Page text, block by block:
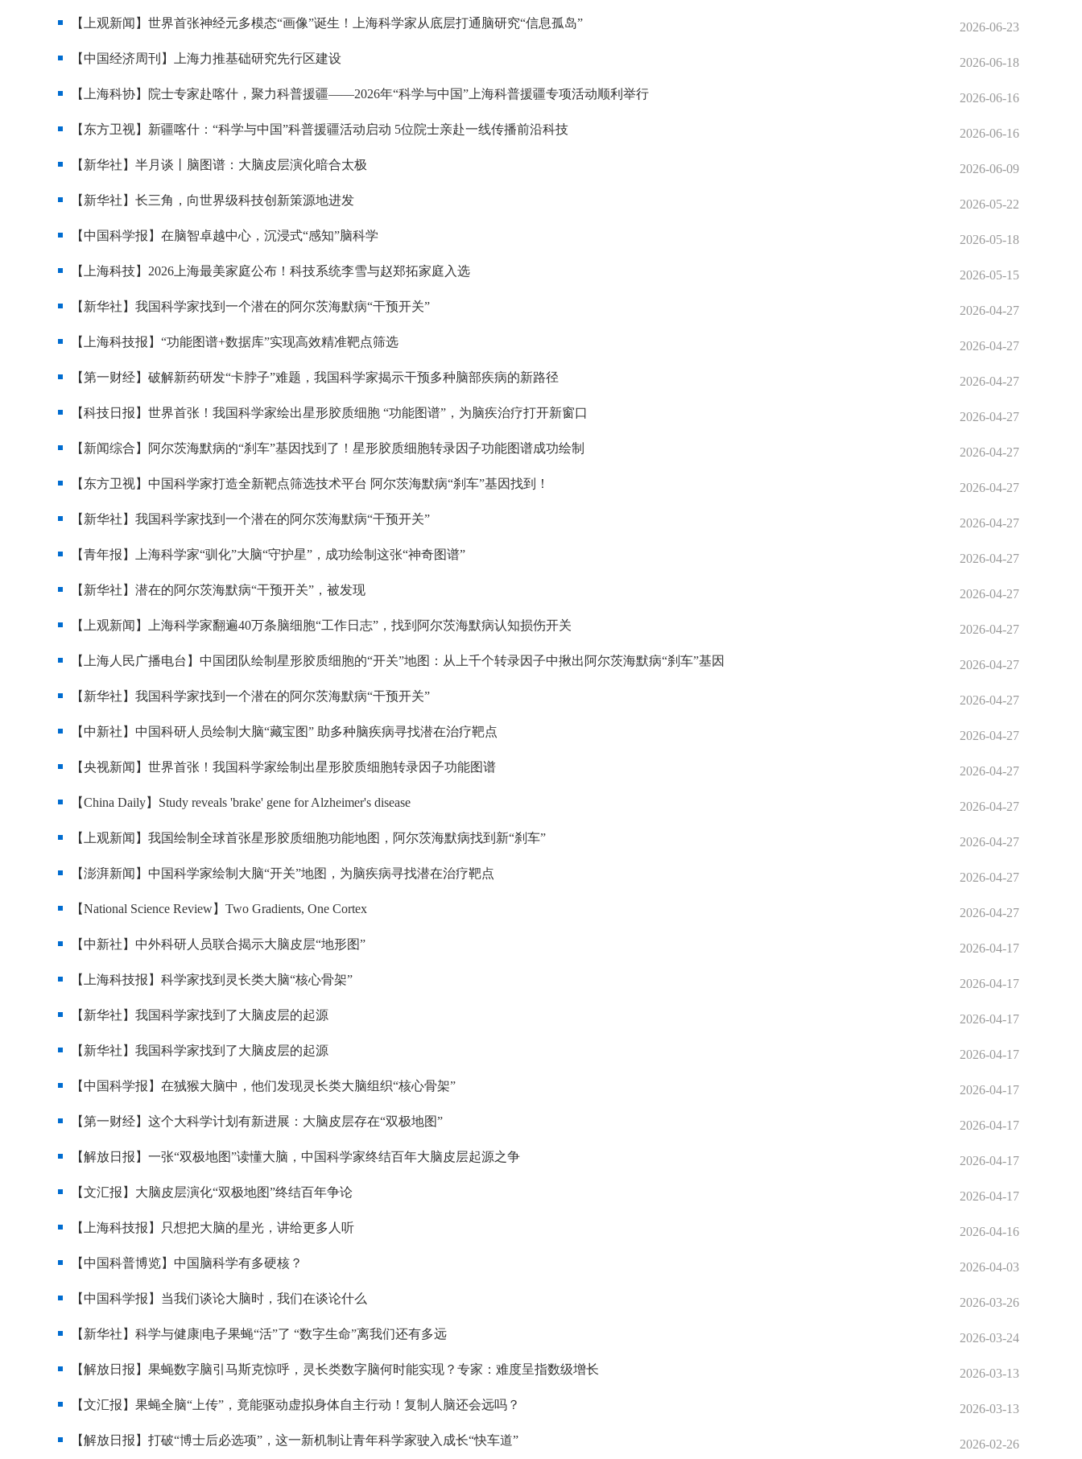
【上观新闻】世界首张神经元多模态“画像”诞生！上海科学家从底层打通脑研究“信息孤岛” 2026-06-23
【中国经济周刊】上海力推基础研究先行区建设 2026-06-18
【上海科协】院士专家赴喀什，聚力科普援疆——2026年“科学与中国”上海科普援疆专项活动顺利举行 2026-06-16
【东方卫视】新疆喀什：“科学与中国”科普援疆活动启动 5位院士亲赴一线传播前沿科技 2026-06-16
【新华社】半月谈丨脑图谱：大脑皮层演化暗合太极 2026-06-09
【新华社】长三角，向世界级科技创新策源地进发 2026-05-22
【中国科学报】在脑智卓越中心，沉浸式“感知”脑科学 2026-05-18
【上海科技】2026上海最美家庭公布！科技系统李雪与赵郑拓家庭入选 2026-05-15
【新华社】我国科学家找到一个潜在的阿尔茨海默病“干预开关” 2026-04-27
【上海科技报】“功能图谱+数据库”实现高效精准靶点筛选 2026-04-27
【第一财经】破解新药研发“卡脖子”难题，我国科学家揭示干预多种脑部疾病的新路径 2026-04-27
【科技日报】世界首张！我国科学家绘出星形胶质细胞 “功能图谱”，为脑疾治疗打开新窗口 2026-04-27
【新闻综合】阿尔茨海默病的“刹车”基因找到了！星形胶质细胞转录因子功能图谱成功绘制 2026-04-27
【东方卫视】中国科学家打造全新靶点筛选技术平台 阿尔茨海默病“刹车”基因找到！ 2026-04-27
【新华社】我国科学家找到一个潜在的阿尔茨海默病“干预开关” 2026-04-27
【青年报】上海科学家“驯化”大脑“守护星”，成功绘制这张“神奇图谱” 2026-04-27
【新华社】潜在的阿尔茨海默病“干预开关”，被发现 2026-04-27
【上观新闻】上海科学家翻遍40万条脑细胞“工作日志”，找到阿尔茨海默病认知损伤开关 2026-04-27
【上海人民广播电台】中国团队绘制星形胶质细胞的“开关”地图：从上千个转录因子中揪出阿尔茨海默病“刹车”基因 2026-04-27
【新华社】我国科学家找到一个潜在的阿尔茨海默病“干预开关” 2026-04-27
【中新社】中国科研人员绘制大脑“藏宝图” 助多种脑疾病寻找潜在治疗靶点 2026-04-27
【央视新闻】世界首张！我国科学家绘制出星形胶质细胞转录因子功能图谱 2026-04-27
【China Daily】Study reveals 'brake' gene for Alzheimer's disease 2026-04-27
【上观新闻】我国绘制全球首张星形胶质细胞功能地图，阿尔茨海默病找到新“刹车” 2026-04-27
【澎湃新闻】中国科学家绘制大脑“开关”地图，为脑疾病寻找潜在治疗靶点 2026-04-27
【National Science Review】Two Gradients, One Cortex 2026-04-27
【中新社】中外科研人员联合揭示大脑皮层“地形图” 2026-04-17
【上海科技报】科学家找到灵长类大脑“核心骨架” 2026-04-17
【新华社】我国科学家找到了大脑皮层的起源 2026-04-17
【新华社】我国科学家找到了大脑皮层的起源 2026-04-17
【中国科学报】在狨猴大脑中，他们发现灵长类大脑组织“核心骨架” 2026-04-17
【第一财经】这个大科学计划有新进展：大脑皮层存在“双极地图” 2026-04-17
【解放日报】一张“双极地图”读懂大脑，中国科学家终结百年大脑皮层起源之争 2026-04-17
【文汇报】大脑皮层演化“双极地图”终结百年争论 2026-04-17
【上海科技报】只想把大脑的星光，讲给更多人听 2026-04-16
【中国科普博览】中国脑科学有多硬核？ 2026-04-03
【中国科学报】当我们谈论大脑时，我们在谈论什么 2026-03-26
【新华社】科学与健康|电子果蝇“活”了 “数字生命”离我们还有多远 2026-03-24
【解放日报】果蝇数字脑引马斯克惊呼，灵长类数字脑何时能实现？专家：难度呈指数级增长 2026-03-13
【文汇报】果蝇全脑“上传”，竟能驱动虚拟身体自主行动！复制人脑还会远吗？ 2026-03-13
【解放日报】打破“博士后必选项”，这一新机制让青年科学家驶入成长“快车道” 2026-02-26